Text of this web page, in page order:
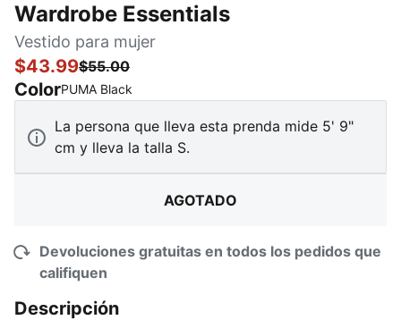
Wardrobe Essentials
Vestido para mujer
$43.99$55.00
ColorPUMA Black
La persona que lleva esta prenda mide 5' 9"
cm y lleva la talla S.
AGOTADO
Devoluciones gratuitas en todos los pedidos que
califiquen
Descripción